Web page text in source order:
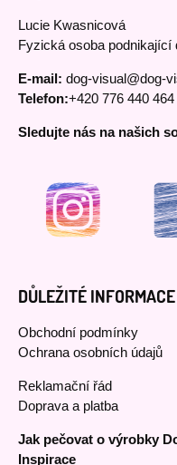
Lucie Kwasnicová
Fyzická osoba
E-mail: dog-visual@dog-
Telefon:+420 776 440 464
Sledujte nás na našich
DŮLEŽITÉ INFORMACE
Obchodní podmínky
Ochrana osobních údajů
Reklamační řád
Doprava a platba
Jak pečovat o výrobky
Inspirace